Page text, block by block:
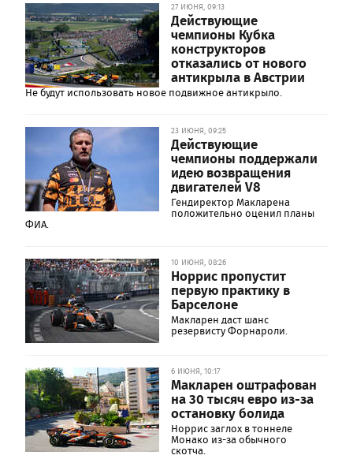
27 ИЮНЯ, 09:13
Действующие
чемпионы Кубка
конструкторов
отказались от нового
антикрыла в Австрии
Не будут использовать новое подвижное антикрыло.
23 ИЮНЯ, 09:25
Действующие
чемпионы поддержали
идею возвращения
двигателей V8
Гендиректор Макларена
положительно оценил планы
ФИА.
10 ИЮНЯ, 08:26
Норрис пропустит
первую практику в
Барселоне
Макларен даст шанс
резервисту Форнароли.
6 ИЮНЯ, 10:17
Макларен оштрафован
на 30 тысяч евро из-за
остановку болида
Норрис заглох в тоннеле
Монако из-за обычного
скотча.